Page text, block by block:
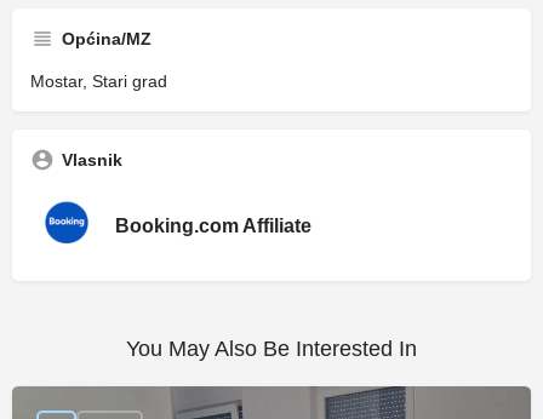
Općina/MZ
Mostar, Stari grad
Vlasnik
Booking.com Affiliate
You May Also Be Interested In